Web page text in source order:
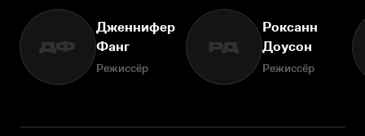
ДФ
Дженнифер
Фанг
Режиссёр
РД
Роксанн
Доусон
Режиссёр